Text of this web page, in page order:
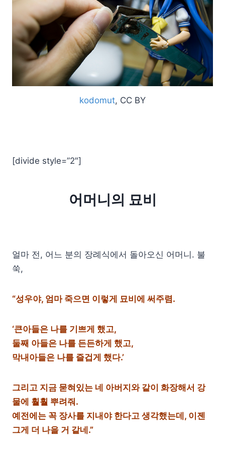
kodomut, CC BY
[divide style=”2″]
어머니의 묘비
얼마 전, 어느 분의 장례식에서 돌아오신 어머니. 불
쑥,
“성우야, 엄마 죽으면 이렇게 묘비에 써주렴.
‘큰아들은 나를 기쁘게 했고,
둘째 아들은 나를 든든하게 했고,
막내아들은 나를 즐겁게 했다.’
그리고 지금 묻혀있는 네 아버지와 같이 화장해서 강
물에 훨훨 뿌려줘.
예전에는 꼭 장사를 지내야 한다고 생각했는데, 이젠
그게 더 나을 거 같네.”